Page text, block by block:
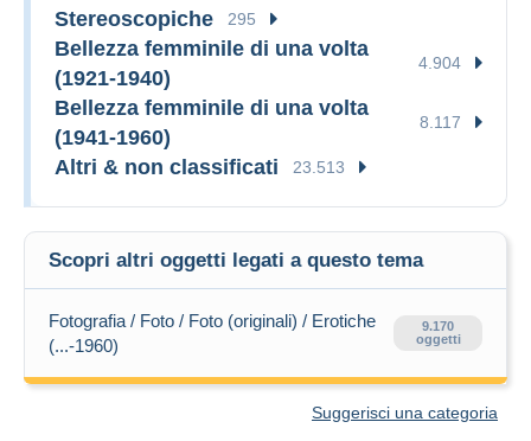
Stereoscopiche 295
Bellezza femminile di una volta
(1921-1940)
4.904
Bellezza femminile di una volta
(1941-1960)
8.117
Altri & non classificati 23.513
Scopri altri oggetti legati a questo tema
Fotografia / Foto / Foto (originali) / Erotiche
(...-1960)
9.170
oggetti
Suggerisci una categoria